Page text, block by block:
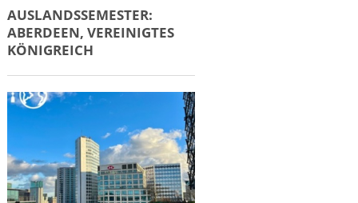
AUSLANDSSEMESTER:
ABERDEEN, VEREINIGTES
KÖNIGREICH